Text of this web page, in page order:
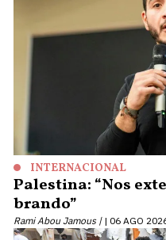
INTERNACIONAL
Palestina: “Nos
brando”
Rami Abou Jamous | 06 AGO